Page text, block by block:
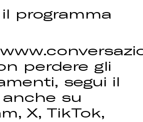
programma
perdere gli
segui il
anche su
X, TikTok,